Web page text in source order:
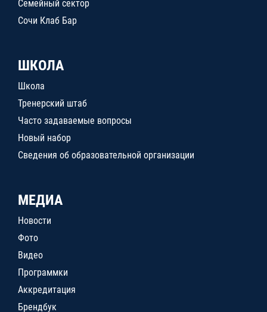
Семейный сектор
Сочи Клаб Бар
ШКОЛА
Школа
Тренерский штаб
Часто задаваемые вопросы
Новый набор
Сведения об образовательной организации
МЕДИА
Новости
Фото
Видео
Программки
Аккредитация
Брендбук